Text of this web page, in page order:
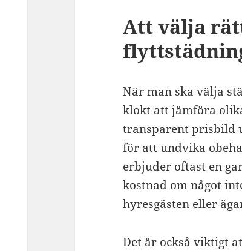
Att välja
När man ska välja
klokt att jämföra
transparent prisbild
för att undvika
erbjuder oftast en
kostnad om något
hyresgästen eller
Det är också viktigt